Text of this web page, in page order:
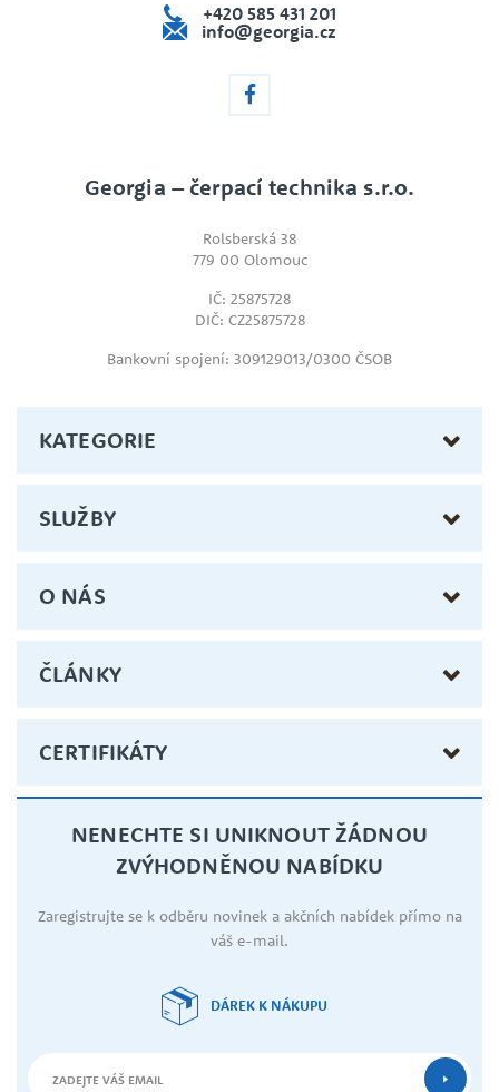
+420 585 431 201
info@georgia.cz
Georgia – čerpací technika s.r.o.
Rolsberská 38
779 00 Olomouc
IČ: 25875728
DIČ: CZ25875728
Bankovní spojení: 309129013/0300 ČSOB
KATEGORIE
SLUŽBY
O NÁS
ČLÁNKY
CERTIFIKÁTY
NENECHTE SI UNIKNOUT ŽÁDNOU
ZVÝHODNĚNOU NABÍDKU
Zaregistrujte se k odběru novinek a akčních nabídek přímo na
váš e-mail.
DÁREK K NÁKUPU